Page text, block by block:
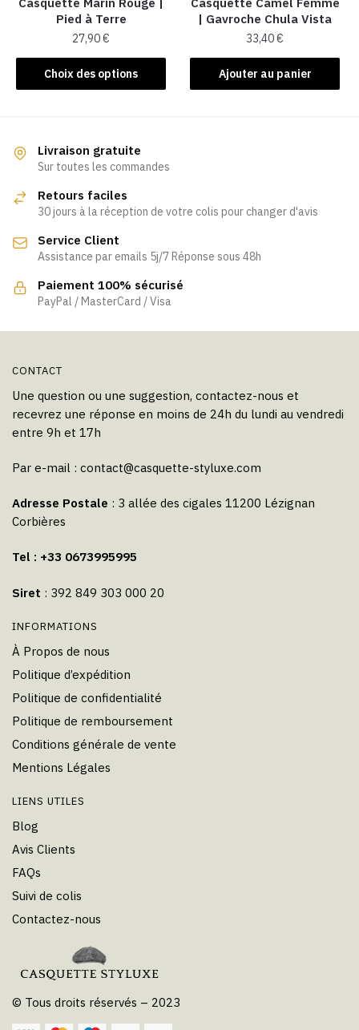
page
du
produit
Pied à Terre
27,90€
Choix des options
Ce
produit
variations.
Les
peuvent
choisies
sur
la
page
| Gavroche Chula Vista
33,40€
Ajouter au panier
Livraison gratuite
Sur toutes les commandes
Retours faciles
30 jours à la réception de votre colis pour changer d'avis
Service Client
Assistance par emails 5j/7 Réponse sous 48h
Paiement 100% sécurisé
PayPal / MasterCard / Visa
CONTACT
Une question ou une suggestion, contactez-nous et
recevrez une réponse en moins de 24h du lundi au vendredi
entre 9h et 17h
Par e-mail : contact@casquette-styluxe.com
Adresse Postale : 3 allée des cigales 11200 Lézignan
Corbières
Tel : +33 0673995995
Siret : 392 849 303 000 20
INFORMATIONS
À Propos de nous
Politique d’expédition
Politique de confidentialité
Politique de remboursement
Conditions générale de vente
Mentions Légales
LIENS UTILES
Blog
Avis Clients
FAQs
Suivi de colis
Contactez-nous
© Tous droits réservés – 2023